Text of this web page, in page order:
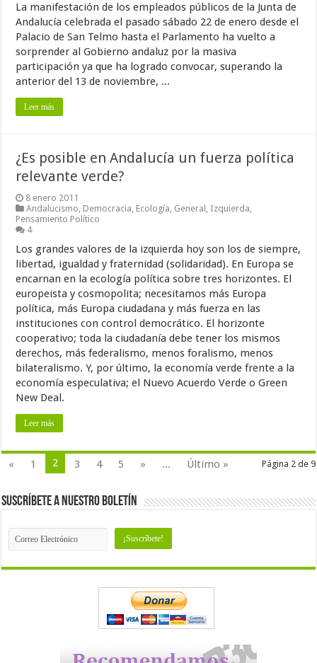
La manifestación de los empleados públicos de la Junta de
Andalucía celebrada el pasado sábado 22 de enero desde el
Palacio de San Telmo hasta el Parlamento ha vuelto a
sorprender al Gobierno andaluz por la masiva
participación ya que ha logrado convocar, superando la
anterior del 13 de noviembre, ...
Leer más
¿Es posible en Andalucía un fuerza política
relevante verde?
8 enero 2011
Andalucismo, Democracia, Ecología, General , Izquierda,
Pensamiento Político
4
Los grandes valores de la izquierda hoy son los de siempre,
libertad, igualdad y fraternidad (solidaridad). En Europa se
encarnan en la ecología política sobre tres horizontes. El
europeista y cosmopolita; necesitamos más Europa
política, más Europa ciudadana y más fuerza en las
instituciones con control democrático. El horizonte
cooperativo; toda la ciudadanía debe tener los mismos
derechos, más federalismo, menos foralismo, menos
bilateralismo. Y, por último, la economía verde frente a la
economía especulativa; el Nuevo Acuerdo Verde o Green
New Deal.
Leer más
Página 2 de 9
« 1 2 3 4 5 » ... Último »
Suscríbete a nuestro Boletín